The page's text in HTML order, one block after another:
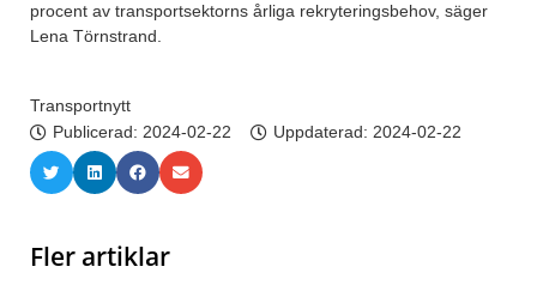
procent av transportsektorns årliga rekryteringsbehov, säger
Lena Törnstrand.
Transportnytt
Publicerad: 2024-02-22 Uppdaterad: 2024-02-22
Fler artiklar